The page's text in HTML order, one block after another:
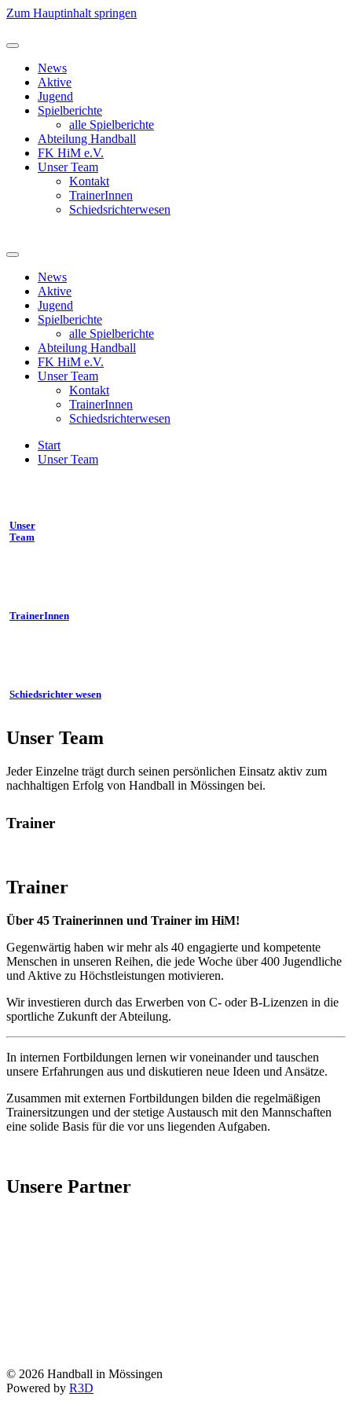
Zum Hauptinhalt springen
News
Aktive
Jugend
Spielberichte
alle Spielberichte
Abteilung Handball
FK HiM e.V.
Unser Team
Kontakt
TrainerInnen
Schiedsrichterwesen
News
Aktive
Jugend
Spielberichte
alle Spielberichte
Abteilung Handball
FK HiM e.V.
Unser Team
Kontakt
TrainerInnen
Schiedsrichterwesen
Start
Unser Team
Unser
Team
TrainerInnen
Schiedsrichter wesen
Unser Team
Jeder Einzelne trägt durch seinen persönlichen Einsatz aktiv zum
nachhaltigen Erfolg von Handball in Mössingen bei.
Trainer
Trainer
Über 45 Trainerinnen und Trainer im HiM!
Gegenwärtig haben wir mehr als 40 engagierte und kompetente
Menschen in unseren Reihen, die jede Woche über 400 Jugendliche
und Aktive zu Höchstleistungen motivieren.
Wir investieren durch das Erwerben von C- oder B-Lizenzen in die
sportliche Zukunft der Abteilung.
In internen Fortbildungen lernen wir voneinander und tauschen
unsere Erfahrungen aus und diskutieren neue Ideen und Ansätze.
Zusammen mit externen Fortbildungen bilden die regelmäßigen
Trainersitzungen und der stetige Austausch mit den Mannschaften
eine solide Basis für die vor uns liegenden Aufgaben.
Unsere Partner
© 2026 Handball in Mössingen
Powered by R3D